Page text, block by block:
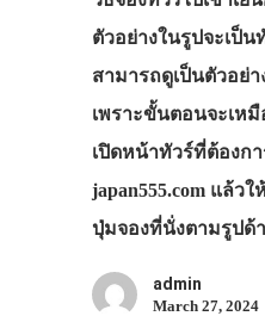
ตัวอย่างในรูปจะเป็
สามารถดูเป็นตัวอย่
เพราะขั้นตอนจะเ
เปิดหน้าทัวร์ที่ต้องก
japan555.com แล้ว
ปุ่มจองที่นั่งตามรูป
admin
March 27, 2024